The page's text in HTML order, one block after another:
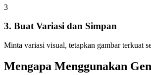
3
3. Buat Variasi dan Simpan
Minta variasi visual, tetapkan gambar terkuat
Mengapa Menggunakan